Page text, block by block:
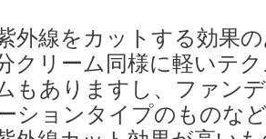
外線をカットする効果
クリーム同様に軽いテ
もありますし、ファン
ションタイプのものな